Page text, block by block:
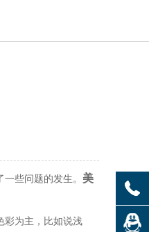
些问题的发生。 美
彩为主，比如说浅